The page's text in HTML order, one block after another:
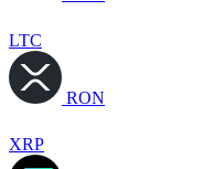
LTC
RON
XRP